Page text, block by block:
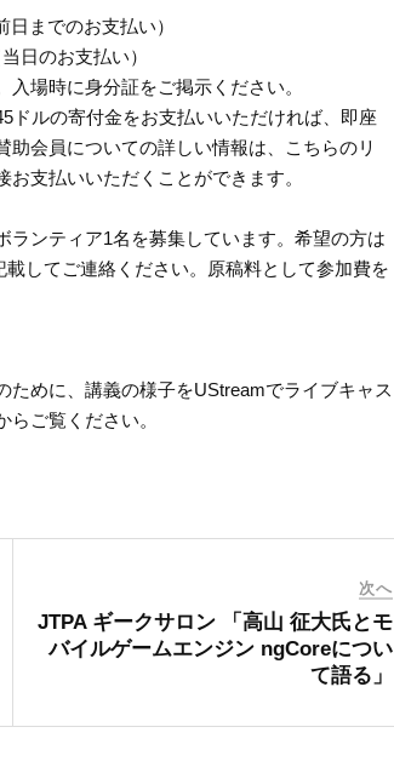
までのお支払い）
日のお支払い）
場時に身分証をご掲示ください。
ドルの寄付金をお支払いいただければ、即座
会員についての詳しい情報は、こちらのリ
支払いいただくことができます。
ンティア1名を募集しています。希望の方は
してご連絡ください。原稿料として参加費を
めに、講義の様子をUStreamでライブキャス
ご覧ください。
次へ
JTPA ギークサロン 「高山 征大氏とモ
バイルゲームエンジン ngCoreについ
て語る」